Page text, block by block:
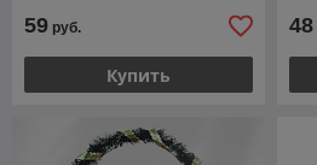
59 руб.
Купить
48